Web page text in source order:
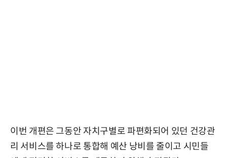
이번 개편은 그동안 자치구별로 파편화되어 있던 건강관
리 서비스를 하나로 통합해 예산 낭비를 줄이고 시민들